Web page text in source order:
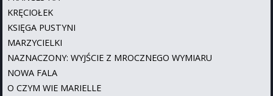
KRĘCIOŁEK
KSIĘGA PUSTYNI
MARZYCIELKI
NAZNACZONY: WYJŚCIE Z MROCZNEGO WYMIARU
NOWA FALA
O CZYM WIE MARIELLE